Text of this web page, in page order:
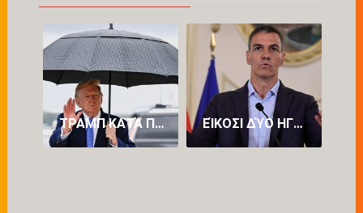
ΤΡΑΜΠ ΚΑΤΆ ΠΕΤΡΕΛΑΪΚΏΝ: «ΒΓΆΖΟΥΝ ΥΠΕΡΒΟΛΙΚΆ ΠΟΛΛΆ ΧΡΉΜΑΤΑ» ΕΊΚΟΣΙ ΔΎΟ ΗΓΈΤΕΣ ΚΡΑΤΏΝ-ΜΕΛΏΝ ΤΗΣ ΕΥΡΏΠΗΣ ΕΝΑΝΤΊΟΝ ΤΟΥ ΠΈΔΡΟ ΣΆΝΤΣΕΘ